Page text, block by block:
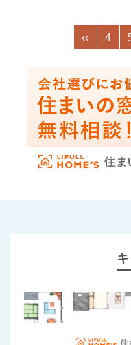
‹‹ 4